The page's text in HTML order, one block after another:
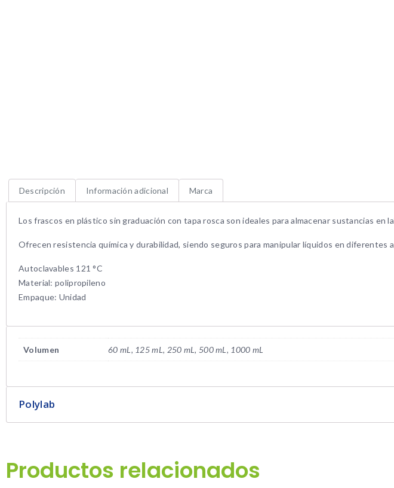
Descripción Información adicional Marca
Los frascos en plástico sin graduación con tapa rosca son ideales para almacenar sustancias en
Ofrecen resistencia química y durabilidad, siendo seguros para manipular líquidos en diferentes
Autoclavables 121 °C
Material: polipropileno
Empaque: Unidad
Volumen 60 mL, 125 mL, 250 mL, 500 mL, 1000 mL
Polylab
Productos relacionados